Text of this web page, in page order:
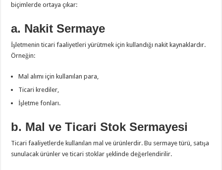
biçimlerde ortaya çıkar:
a. Nakit Sermaye
İşletmenin ticari faaliyetleri yürütmek için kullandığı nakit kaynaklardır.
Örneğin:
Mal alımı için kullanılan para,
Ticari krediler,
İşletme fonları.
b. Mal ve Ticari Stok Sermayesi
Ticari faaliyetlerde kullanılan mal ve ürünlerdir. Bu sermaye türü, satışa
sunulacak ürünler ve ticari stoklar şeklinde değerlendirilir.